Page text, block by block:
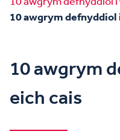
10 awgrym defnyddiol
10 awgrym
eich cais